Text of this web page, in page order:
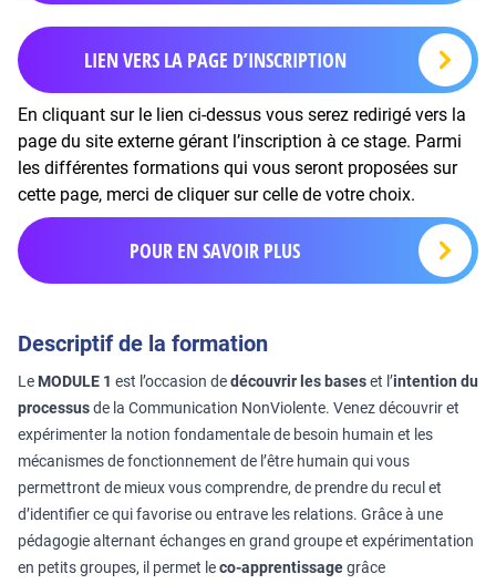
LIEN VERS LA PAGE D’INSCRIPTION
En cliquant sur le lien ci-dessus vous serez redirigé vers la
page du site externe gérant l’inscription à ce stage. Parmi
les différentes formations qui vous seront proposées sur
cette page, merci de cliquer sur celle de votre choix.
POUR EN SAVOIR PLUS
Descriptif de la formation
Le MODULE 1 est l’occasion dedécouvrir les baseset l’intention du
processusde la Communication NonViolente. Venez découvrir et
expérimenter la notion fondamentale de besoin humain et les
mécanismes de fonctionnement de l’être humain qui vous
permettront de mieux vous comprendre, de prendre du recul et
d’identifier ce qui favorise ou entrave les relations. Grâce à une
pédagogie alternant échanges en grand groupe et expérimentation
en petits groupes, il permet leco-apprentissagegrâce